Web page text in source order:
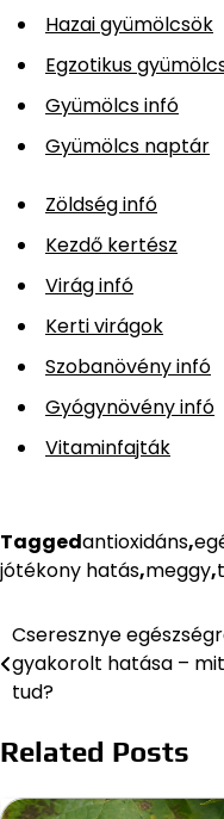
Hazai gyümölcsök
Egzotikus
Gyümölcs infó
Gyümölcs naptár
Zöldség infó
Kezdő kertész
Virág infó
Kerti virágok
Szobanövény infó
Gyógynövény infó
Vitaminfajták
Taggedantioxidáns,
jótékony hatás,meggy,
Bejegyzés
navigáció
Cseresznye
gyakorolt hatása – mit
tud?
Related Posts